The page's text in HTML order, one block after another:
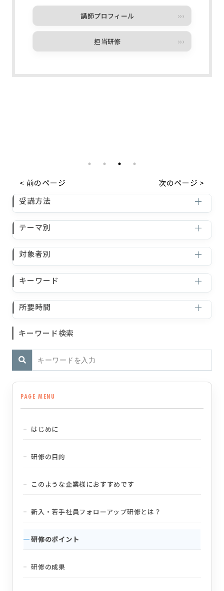
講師プロフィール
担当研修
< 前のページ
次のページ >
受講方法
テーマ別
対象者別
キーワード
所要時間
キーワード検索
PAGE MENU
はじめに
研修の目的
このような企業様におすすめです
新入・若手社員フォローアップ研修とは？
研修のポイント
研修の成果